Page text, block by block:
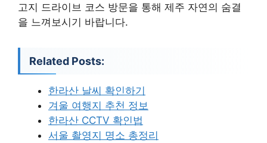
고지 드라이브 코스 방문을 통해 제주 자연의 숨결
을 느껴보시기 바랍니다.
Related Posts:
한라산 날씨 확인하기
겨울 여행지 추천 정보
한라산 CCTV 확인법
서울 촬영지 명소 총정리